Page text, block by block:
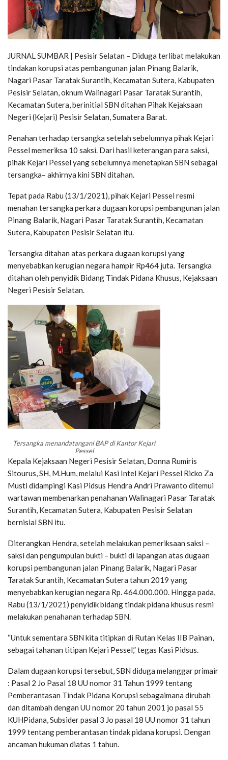
JURNAL SUMBAR | Pesisir Selatan – Diduga terlibat melakukan
tindakan korupsi atas pembangunan jalan Pinang Balarik,
Nagari Pasar Taratak Surantih, Kecamatan Sutera, Kabupaten
Pesisir Selatan, oknum Walinagari Pasar Taratak Surantih,
Kecamatan Sutera, berinitial SBN ditahan Pihak Kejaksaan
Negeri (Kejari) Pesisir Selatan, Sumatera Barat.
Penahan terhadap tersangka setelah sebelumnya pihak Kejari
Pessel memeriksa 10 saksi. Dari hasil keterangan para saksi,
pihak Kejari Pessel yang sebelumnya menetapkan SBN sebagai
tersangka– akhirnya kini SBN ditahan.
Tepat pada Rabu (13/1/2021), pihak Kejari Pessel resmi
menahan tersangka perkara dugaan korupsi pembangunan jalan
Pinang Balarik, Nagari Pasar Taratak Surantih, Kecamatan
Sutera, Kabupaten Pesisir Selatan itu.
Tersangka ditahan atas perkara dugaan korupsi yang
menyebabkan kerugian negara hampir Rp464 juta. Tersangka
ditahan oleh penyidik Bidang Tindak Pidana Khusus, Kejaksaan
Negeri Pesisir Selatan.
Tersangka menandatangani BAP di Kantor Kejari
Pessel
Kepala Kejaksaan Negeri Pesisir Selatan, Donna Rumiris
Sitourus, SH, M.Hum, melalui Kasi Intel Kejari Pessel Ricko Za
Musti didampingi Kasi Pidsus Hendra Andri Prawanto ditemui
wartawan membenarkan penahanan Walinagari Pasar Taratak
Surantih, Kecamatan Sutera, Kabupaten Pesisir Selatan
bernisial SBN itu.
Diterangkan Hendra, setelah melakukan pemeriksaan saksi –
saksi dan pengumpulan bukti – bukti di lapangan atas dugaan
korupsi pembangunan jalan Pinang Balarik, Nagari Pasar
Taratak Surantih, Kecamatan Sutera tahun 2019 yang
menyebabkan kerugian negara Rp. 464.000.000. Hingga pada,
Rabu (13/1/2021) penyidik bidang tindak pidana khusus resmi
melakukan penahanan terhadap SBN.
“Untuk sementara SBN kita titipkan di Rutan Kelas IIB Painan,
sebagai tahanan titipan Kejari Pessel,” tegas Kasi Pidsus.
Dalam dugaan korupsi tersebut, SBN diduga melanggar primair
: Pasal 2 Jo Pasal 18 UU nomor 31 Tahun 1999 tentang
Pemberantasan Tindak Pidana Korupsi sebagaimana dirubah
dan ditambah dengan UU nomor 20 tahun 2001 jo pasal 55
KUHPidana, Subsider pasal 3 Jo pasal 18 UU nomor 31 tahun
1999 tentang pemberantasan tindak pidana korupsi. Dengan
ancaman hukuman diatas 1 tahun.